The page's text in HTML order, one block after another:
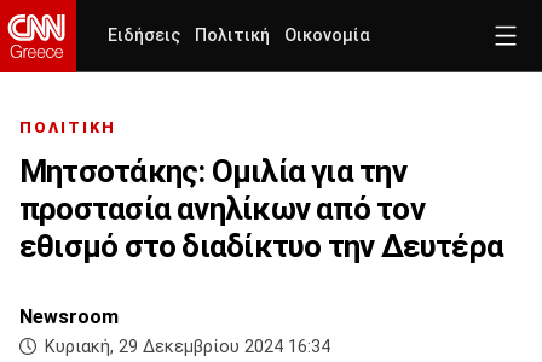
Ειδήσεις Πολιτική Οικονομία
ΠΟΛΙΤΙΚΗ
Μητσοτάκης: Ομιλία για την
προστασία ανηλίκων από τον
εθισμό στο διαδίκτυο την Δευτέρα
Newsroom
Κυριακή, 29 Δεκεμβρίου 2024 16:34